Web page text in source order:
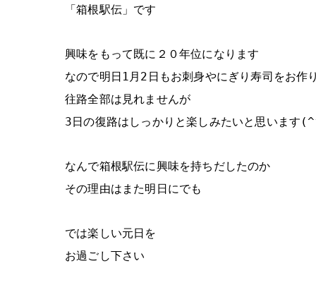
「箱根駅伝」です
興味をもって既に２０年位になります
なので明日1月2日もお刺身やにぎり寿司をお作
往路全部は見れませんが
3日の復路はしっかりと楽しみたいと思います
なんで箱根駅伝に興味を持ちだしたのか
その理由はまた明日にでも
では楽しい元日を
お過ごし下さい